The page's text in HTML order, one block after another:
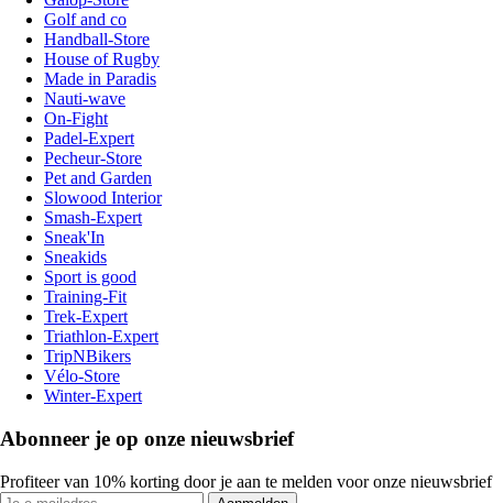
Golf and co
Handball-Store
House of Rugby
Made in Paradis
Nauti-wave
On-Fight
Padel-Expert
Pecheur-Store
Pet and Garden
Slowood Interior
Smash-Expert
Sneak'In
Sneakids
Sport is good
Training-Fit
Trek-Expert
Triathlon-Expert
TripNBikers
Vélo-Store
Winter-Expert
Abonneer je op onze nieuwsbrief
Profiteer van 10% korting door je aan te melden voor onze nieuwsbrief